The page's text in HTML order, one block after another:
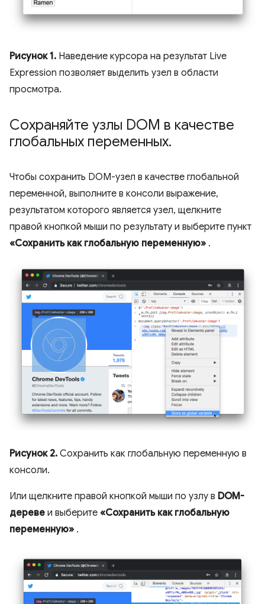
Рисунок 1. Наведение курсора на результат Live
Expression позволяет выделить узел в области
просмотра.
Сохраняйте узлы DOM в качестве
глобальных переменных.
Чтобы сохранить DOM-узел в качестве глобальной
переменной, выполните в консоли выражение,
результатом которого является узел, щелкните
правой кнопкой мыши по результату и выберите пункт
«Сохранить как глобальную переменную» .
Рисунок 2. Сохранить как глобальную переменную в
консоли.
Или щелкните правой кнопкой мыши по узлу в DOM-
дереве и выберите «Сохранить как глобальную
переменную» .